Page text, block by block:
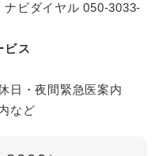
ナビダイヤル 050-3033-
ビス
日・夜間緊急医案内
など